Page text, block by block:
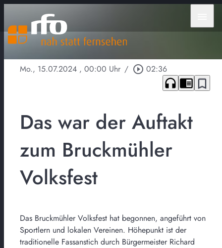
Mo., 15.07.2024 , 00:00 Uhr / play_circle_outline 02:36
headphones chrome_reader_mode bookmark_border
Das war der Auftakt
zum Bruckmühler
Volksfest
Das Bruckmühler Volksfest hat begonnen, angeführt von
Sportlern und lokalen Vereinen. Höhepunkt ist der
traditionelle Fassanstich durch Bürgermeister Richard